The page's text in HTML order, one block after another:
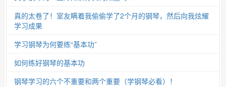
真的太卷了！室友瞒着我偷偷学了2个月的钢琴，然后向我炫耀
学习成果
学习钢琴为何要练“基本功”
如何练好钢琴的基本功
钢琴学习的六个不重要和两个重要（学钢琴必看）！